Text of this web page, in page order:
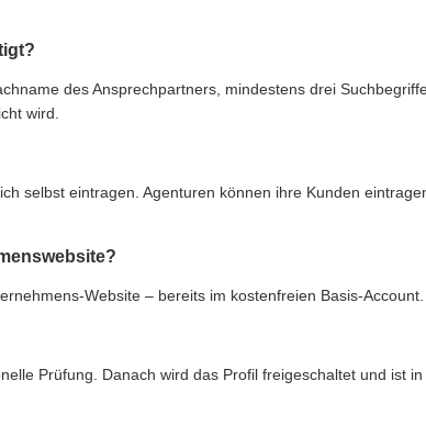
des Ansprechpartners, mindestens drei
wird.
selbst eintragen. Agenturen können ihre Kunden
Website – bereits im kostenfreien Basis-Account.
Prüfung. Danach wird das Profil freigeschaltet und ist